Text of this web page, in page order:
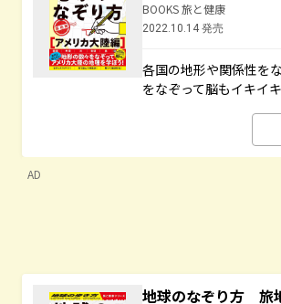
BOOKS 旅と健康
2022.10.14 発売
各国の地形や関係性を
をなぞって脳もイキイキ
AD
地球のなぞり方 旅